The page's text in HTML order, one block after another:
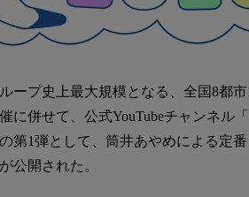
ープ史上最大規模となる、全国8都
に併せて、公式YouTubeチャンネル
第1弾として、筒井あやめによる定
公開された。